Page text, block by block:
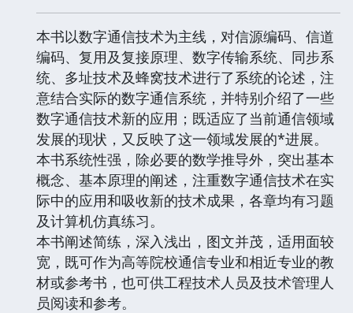
本书以数字通信技术为主线，对信源编码、信道
编码、复用及复接原理、数字传输系统、同步系
统、多址技术及蜂窝技术进行了系统的论述，注
意结合实际的数字通信系统，并特别介绍了一些
数字通信技术新的应用；既适应了当前通信领域
发展的现状，又反映了这一领域发展的*进展。
本书系统性强，除必要的数学推导外，突出基本
概念、基本原理的阐述，注重数字通信技术在实
际中的应用和吸收新的技术成果，各章均有习题
及计算机仿真练习。
本书阐述简练，深入浅出，图文并茂，适用面较
宽，既可作为高等院校通信专业和相近专业的教
材或参考书，也可供工程技术人员及技术管理人
员阅读和参考。